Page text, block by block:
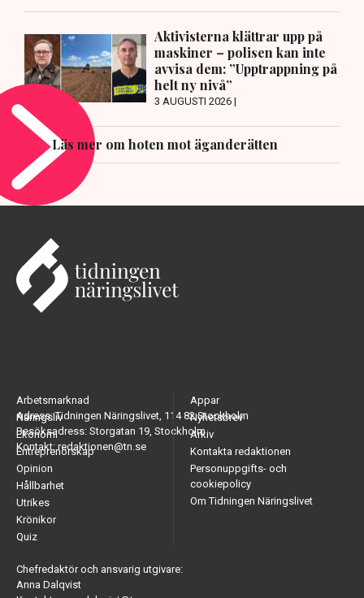
Aktivisterna klättrar upp på
maskiner – polisen kan inte
avvisa dem: ”Upptrappning på
helt ny nivå”
3 AUGUSTI 2026 |
Läs mer om hoten mot äganderätten
Adress: Tidningen Näringslivet, 114 82 Stockholm
Besöksadress: Storgatan 19, Stockholm
Kontakt: redaktionen@tn.se
Arbetsmarknad
Näringsliv
Ekonomi
Entreprenörskap
Opinion
Hållbarhet
Utrikes
Krönikor
Quiz
Appar
Nyhetsbrev
Arkiv
Kontakta redaktionen
Personuppgifts- och
cookiepolicy
Om Tidningen Näringslivet
Chefredaktör och ansvarig utgivare:
Anna Dalqvist